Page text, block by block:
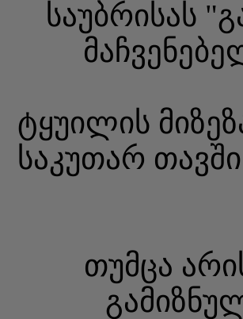
საუბრისას
ტყუილის
საკუთარ
თუმცა